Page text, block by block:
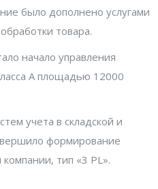
было дополнено услугами
товара.
начало управления
А площадью 12000
учета в складской и
формирование
тип «3 PL».